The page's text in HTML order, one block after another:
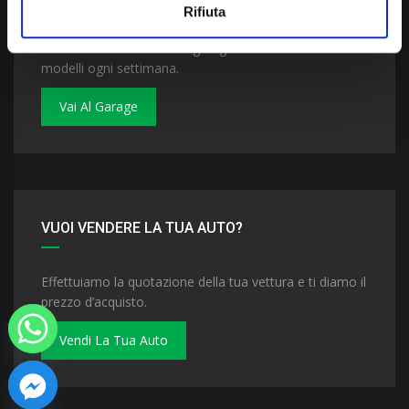
Rifiuta
Dai un'occhiata al nostro garage. Troverai nuovi
modelli ogni settimana.
Vai Al Garage
VUOI VENDERE LA TUA AUTO?
Effettuiamo la quotazione della tua vettura e ti diamo il
prezzo d’acquisto.
Vendi La Tua Auto